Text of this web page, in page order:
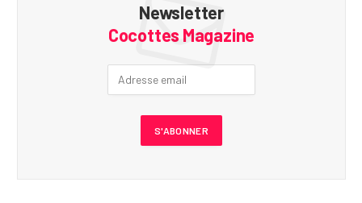
Newsletter
Cocottes Magazine